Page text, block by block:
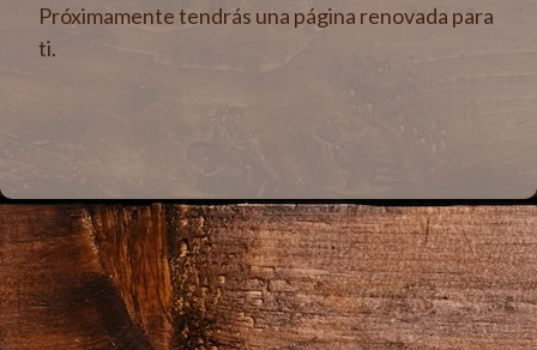
Próximamente tendrás una página renovada para
ti.